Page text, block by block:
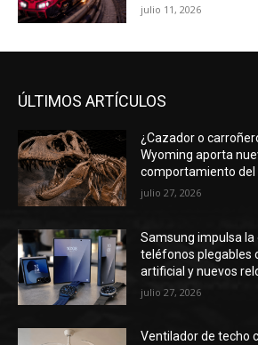
julio 11, 2026
ÚLTIMOS ARTÍCULOS
¿Cazador o
Wyoming aporta
comportamiento
julio 27, 2026
Samsung impulsa la
teléfonos plegables
artificial y nuevos
julio 27, 2026
Ventilador de techo